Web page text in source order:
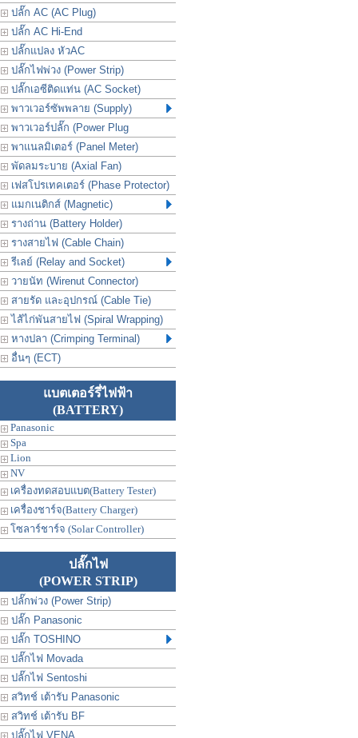
ปลั๊ก AC (AC Plug)
ปลั๊ก AC Hi-End
ปลั๊กแปลง หัวAC
ปลั๊กไฟพ่วง (Power Strip)
ปลั๊กเอซีติดแท่น (AC Socket)
พาวเวอร์ซัพพลาย (Supply)
พาวเวอร์ปลั๊ก (Power Plug
พาแนลมิเตอร์ (Panel Meter)
พัดลมระบาย (Axial Fan)
เฟสโปรเทคเตอร์ (Phase Protector)
แมกเนติกส์ (Magnetic)
รางถ่าน (Battery Holder)
รางสายไฟ (Cable Chain)
รีเลย์ (Relay and Socket)
วายนัท (Wirenut Connector)
สายรัด และอุปกรณ์ (Cable Tie)
ไส้ไก่พันสายไฟ (Spiral Wrapping)
หางปลา (Crimping Terminal)
อื่นๆ (ECT)
แบตเตอร์รี่ไฟฟ้า
(BATTERY)
Panasonic
Spa
Lion
NV
เครื่องทดสอบแบต(Battery Tester)
เครื่องชาร์จ(Battery Charger)
โซลาร์ชาร์จ (Solar Controller)
ปลั๊กไฟ
(POWER STRIP)
ปลั๊กพ่วง (Power Strip)
ปลั๊ก Panasonic
ปลั๊ก TOSHINO
ปลั๊กไฟ Movada
ปลั๊กไฟ Sentoshi
สวิทช์ เต้ารับ Panasonic
สวิทช์ เต้ารับ BF
ปลั๊กไฟ VENA